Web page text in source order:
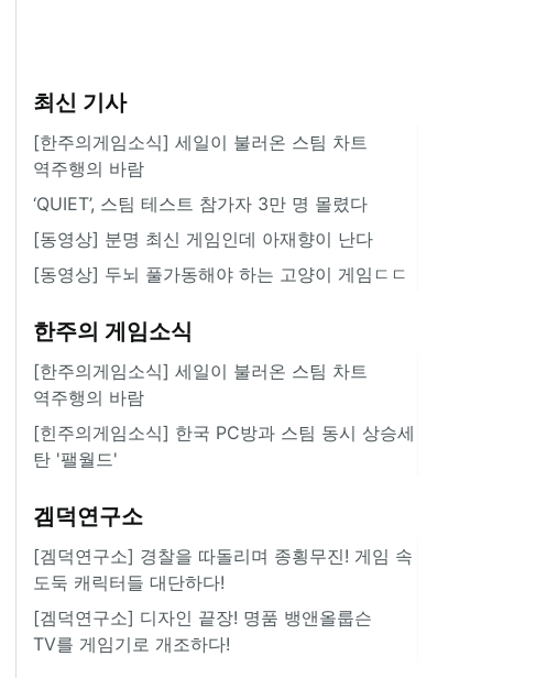
최신 기사
[한주의게임소식] 세일이 불러온 스팀 차트
역주행의 바람
‘QUIET’, 스팀 테스트 참가자 3만 명 몰렸다
[동영상] 분명 최신 게임인데 아재향이 난다
[동영상] 두뇌 풀가동해야 하는 고양이 게임ㄷㄷ
한주의 게임소식
[한주의게임소식] 세일이 불러온 스팀 차트
역주행의 바람
[힌주의게임소식] 한국 PC방과 스팀 동시 상승세
탄 '팰월드'
겜덕연구소
[겜덕연구소] 경찰을 따돌리며 종횡무진! 게임 속
도둑 캐릭터들 대단하다!
[겜덕연구소] 디자인 끝장! 명품 뱅앤올룹슨
TV를 게임기로 개조하다!